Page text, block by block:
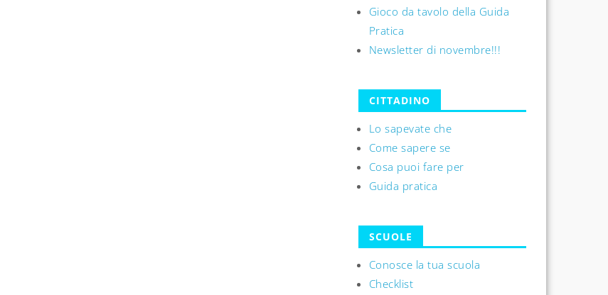
Gioco da tavolo della Guida
Pratica
Newsletter di novembre!!!
CITTADINO
Lo sapevate che
Come sapere se
Cosa puoi fare per
Guida pratica
SCUOLE
Conosce la tua scuola
Checklist